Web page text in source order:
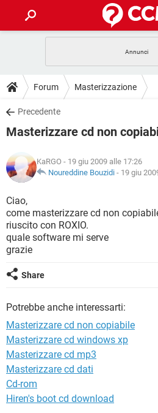
INTRATTENIMENTO
iOS
INSTAGRAM
HARDWARE
GUIDE
COVID-19
INSTAGRAM
TIKTOK
HARDWARE
DOWNLOAD
COVID-19
iOS
INSTAGRAM
TIKTOK
HARDWARE
COVID-19
INTRATTENIMENTO
iOS
INSTAGRAM
TIKTOK
HARDWARE
GLOSSARIO
COVID-19
INTRATTENIMENTO
iOS
TIKTOK
Forum Masterizzazione
Precedente
Masterizzare cd non
KaRGO - 19 giu 2009 alle 17:26
Noureddine Bouzidi - 19 giu
Ciao,
come masterizzare cd non
riuscito con ROXIO.
quale software mi serve
grazie
Share
Potrebbe anche interessarti:
Masterizzare cd non copiabile
Masterizzare cd windows xp
Masterizzare cd mp3
Masterizzare cd dati
Cd-rom
Hiren's boot cd download